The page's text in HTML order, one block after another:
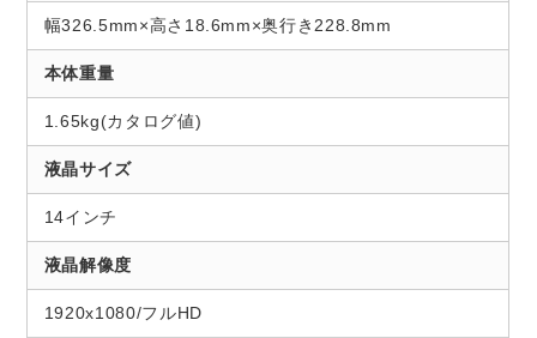
幅326.5mm×高さ18.6mm×奥行き228.8mm
本体重量
1.65kg(カタログ値)
液晶サイズ
14インチ
液晶解像度
1920x1080/フルHD